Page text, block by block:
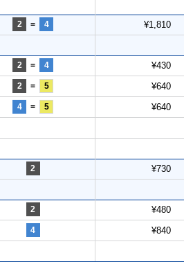
2 = 4 ¥1,810
2 = 4 ¥430
2 = 5 ¥640
4 = 5 ¥640
2 ¥730
2 ¥480
4 ¥840